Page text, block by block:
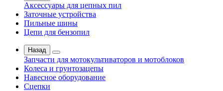
Аксессуары для цепных пил
Заточные устройства
Пильные шины
Цепи для бензопил
Назад
Запчасти для мотокультиваторов и мотоблоков
Колеса и грунтозацепы
Навесное оборудование
Сцепки